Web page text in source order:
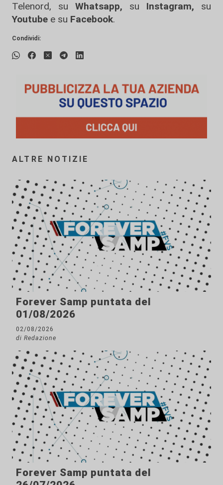
Telenord, su
Whatsapp, su Instagram, su
Youtube e su Facebook.
Condividi:
ALTRE NOTIZIE
Forever Samp puntata del
01/08/2026
02/08/2026
di Redazione
Forever Samp puntata del